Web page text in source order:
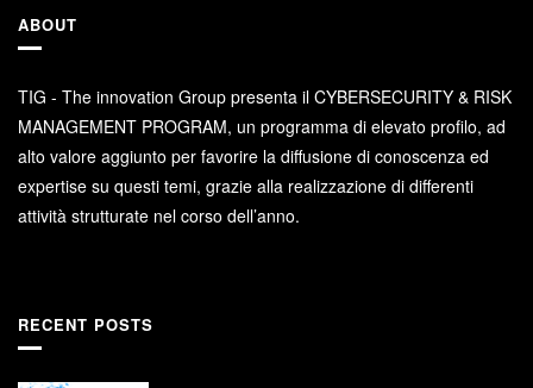
ABOUT
TIG - The innovation Group presenta il CYBERSECURITY & RISK
MANAGEMENT PROGRAM, un programma di elevato profilo, ad
alto valore aggiunto per favorire la diffusione di conoscenza ed
expertise su questi temi, grazie alla realizzazione di differenti
attività strutturate nel corso dell’anno.
RECENT POSTS